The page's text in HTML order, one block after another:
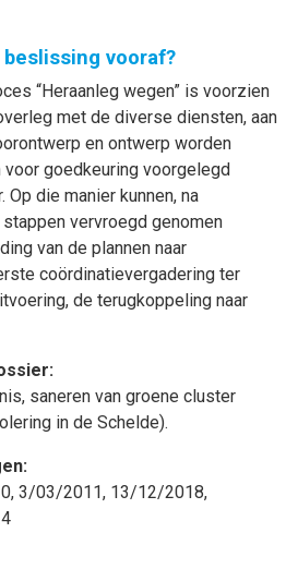
vooraf?
“Heraanleg wegen” is voorzien
met de diverse diensten, aan
en ontwerp worden
voor goedkeuring voorgelegd
Op die manier kunnen, na
vervroegd genomen
van de plannen naar
coördinatievergadering ter
de terugkoppeling naar
saneren van groene cluster
in de Schelde).
3/03/2011, 13/12/2018,